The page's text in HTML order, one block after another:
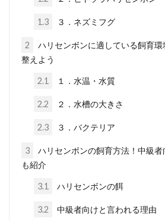
な水の量、負
方法
ペットショップで
リガニや、川など
ナマズの飼い
1.3 ３．ネズミフグ
2
ハリセンボンに適している飼育
整えよう
2.1 １．水温・水質
2.2 ２．水槽の大きさ
2.3 ３．バクテリア
3
ハリセンボンの飼育方法！中級
も紹介
3.1 ハリセンボンの餌
3.2 中級者向けと言われる理由